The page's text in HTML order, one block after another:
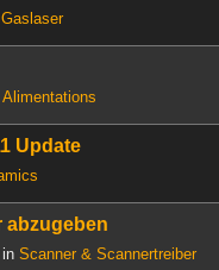
Gaslaser
Alimentations
Update
abzugeben
Scanner & Scannertreiber